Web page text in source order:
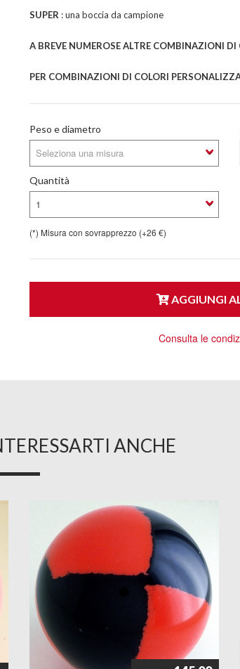
SUPER : una boccia da campione
A BREVE NUMEROSE ALTRE COMBINAZIONI DI
PER COMBINAZIONI DI COLORI
Peso e diametro
Seleziona una misura
Quantità
1
(*) Misura con sovrapprezzo (+26 €)
AGGIUNGI
Consulta le
ANCHE